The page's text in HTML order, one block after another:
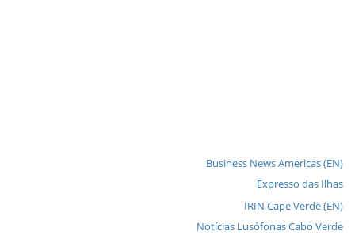
Business News Americas (EN)
Expresso das Ilhas
IRIN Cape Verde (EN)
Notícias Lusófonas Cabo Verde